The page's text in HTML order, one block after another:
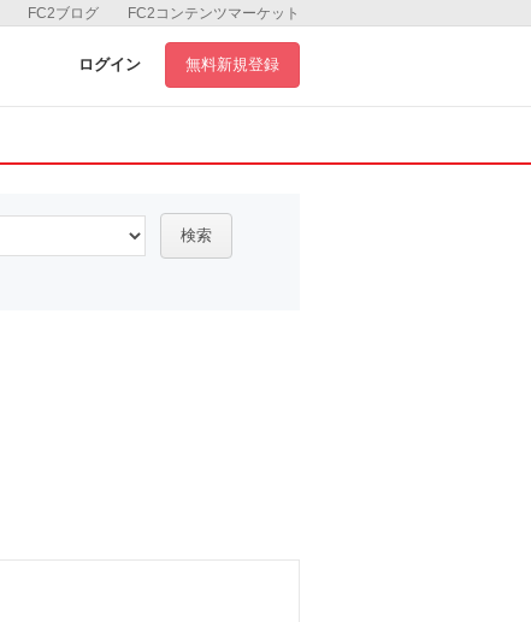
FC2コンテンツマーケット
FC2ブログ
ログイン 無料新規登録
検索